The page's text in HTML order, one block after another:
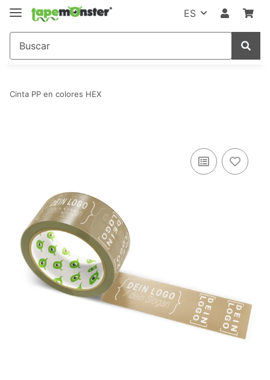
ES
Cinta PP en colores HEX